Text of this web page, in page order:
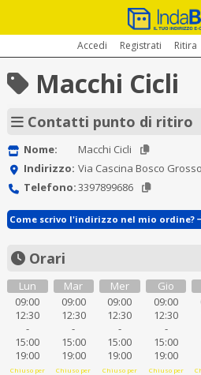
Accedi Registrati Ritira
Macchi Cicli
Contatti punto di ritiro
Nome:
Macchi Cicli
Indirizzo: Via Cascina Bosco
Telefono:3397899686
Come scrivo l'indirizzo nel mio ordine?
Orari
Lun
09:00
12:30
-
15:00
19:00
Chiuso per
Mar
09:00
12:30
-
15:00
19:00
Chiuso per
Mer
09:00
12:30
-
15:00
19:00
Chiuso per
Gio
09:00
12:30
-
15:00
19:00
Chiuso per